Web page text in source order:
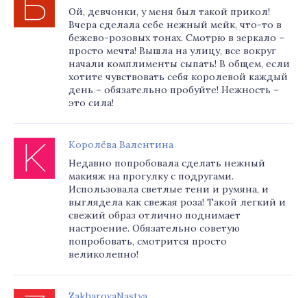
Ой, девчонки, у меня был такой прикол!
Вчера сделала себе нежный мейк, что-то в
бежево-розовых тонах. Смотрю в зеркало –
просто мечта! Вышла на улицу, все вокруг
начали комплименты сыпать! В общем, если
хотите чувствовать себя королевой каждый
день – обязательно пробуйте! Нежность –
это сила!
Королёва Валентина
Недавно попробовала сделать нежный
макияж на прогулку с подругами.
Использовала светлые тени и румяна, и
выглядела как свежая роза! Такой легкий и
свежий образ отлично поднимает
настроение. Обязательно советую
попробовать, смотрится просто
великолепно!